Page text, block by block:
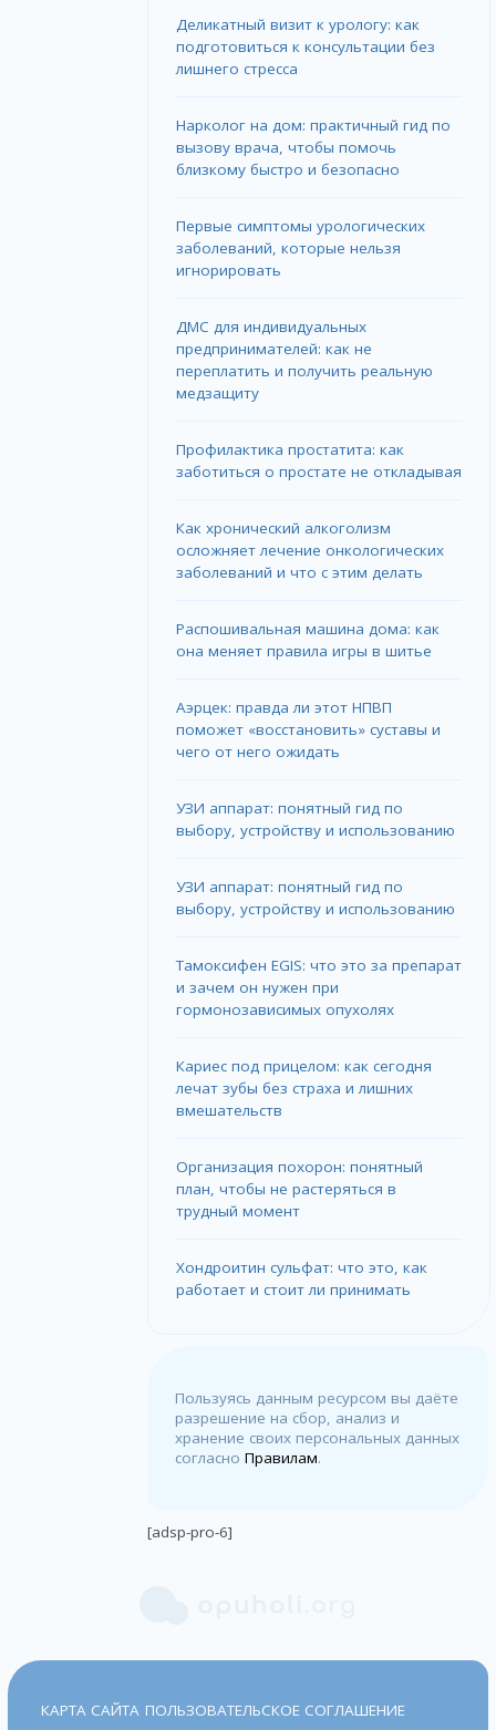
Деликатный визит к урологу: как
подготовиться к консультации без
лишнего стресса
Нарколог на дом: практичный гид по
вызову врача, чтобы помочь
близкому быстро и безопасно
Первые симптомы урологических
заболеваний, которые нельзя
игнорировать
ДМС для индивидуальных
предпринимателей: как не
переплатить и получить реальную
медзащиту
Профилактика простатита: как
заботиться о простате не откладывая
Как хронический алкоголизм
осложняет лечение онкологических
заболеваний и что с этим делать
Распошивальная машина дома: как
она меняет правила игры в шитье
Аэрцек: правда ли этот НПВП
поможет «восстановить» суставы и
чего от него ожидать
УЗИ аппарат: понятный гид по
выбору, устройству и использованию
УЗИ аппарат: понятный гид по
выбору, устройству и использованию
Тамоксифен EGIS: что это за препарат
и зачем он нужен при
гормонозависимых опухолях
Кариес под прицелом: как сегодня
лечат зубы без страха и лишних
вмешательств
Организация похорон: понятный
план, чтобы не растеряться в
трудный момент
Хондроитин сульфат: что это, как
работает и стоит ли принимать
Пользуясь данным ресурсом вы даёте
разрешение на сбор, анализ и
хранение своих персональных данных
согласноПравилам.
[adsp-pro-6]
КАРТА САЙТА ПОЛЬЗОВАТЕЛЬСКОЕ СОГЛАШЕНИЕ